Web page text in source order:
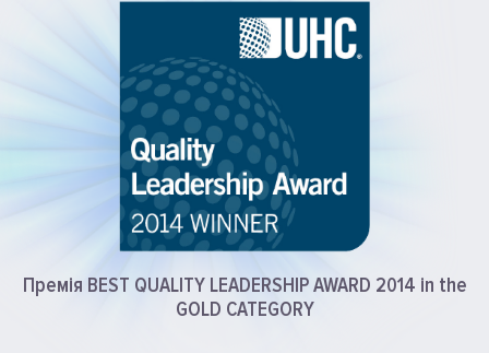
Премія BEST QUALITY LEADERSHIPAWARD 2014 in the
GOLD CATEGORY